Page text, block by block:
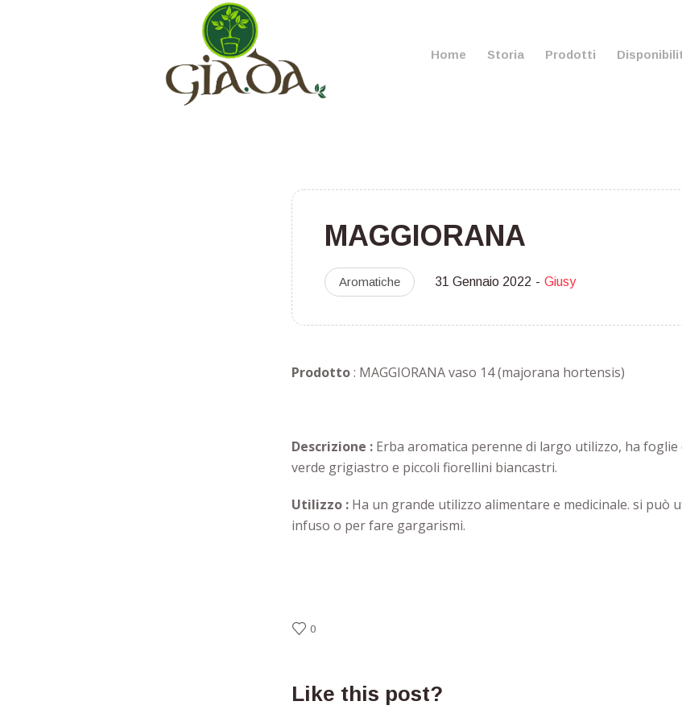
Home Storia Prodotti
MAGGIORANA
Aromatiche 31 Gennaio 2022 Giusy
Prodotto: MAGGIORANA vaso 14 (majorana hortensis)
Descrizione : Erba aromatica perenne di largo utilizzo, ha
verde grigiastro e piccoli fiorellini biancastri.
Utilizzo : Ha un grande utilizzo alimentare e medicinale. si può
infuso o per fare gargarismi.
0
Like this post?